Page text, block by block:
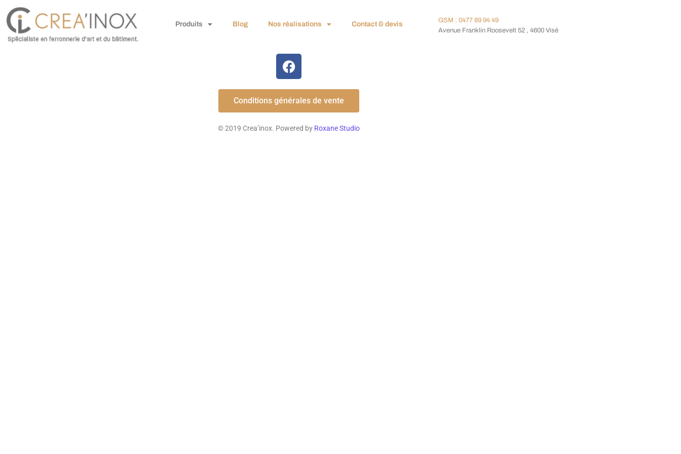
Produits Blog Nos réalisations Contact & devis
GSM : 0477 89 94 49
Avenue Franklin Roosevelt 52 , 4600 Visé
Conditions générales de vente
© 2019 Crea’inox. Powered by Roxane Studio